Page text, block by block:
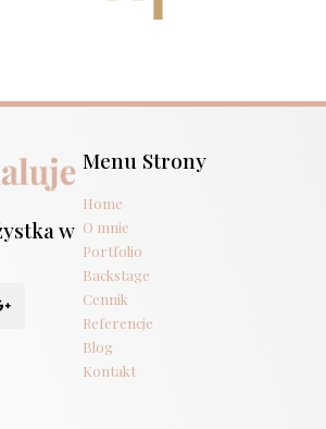
w
Menu Strony
Home
O mnie
Portfolio
Backstage
Cennik
Referencje
Blog
Kontakt